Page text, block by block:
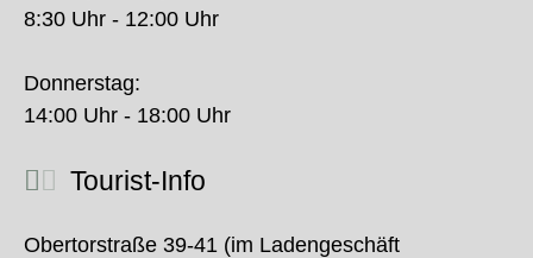
8:30 Uhr - 12:00 Uhr
Donnerstag:
14:00 Uhr - 18:00 Uhr
Tourist-Info
Obertorstraße 39-41 (im Ladengeschäft